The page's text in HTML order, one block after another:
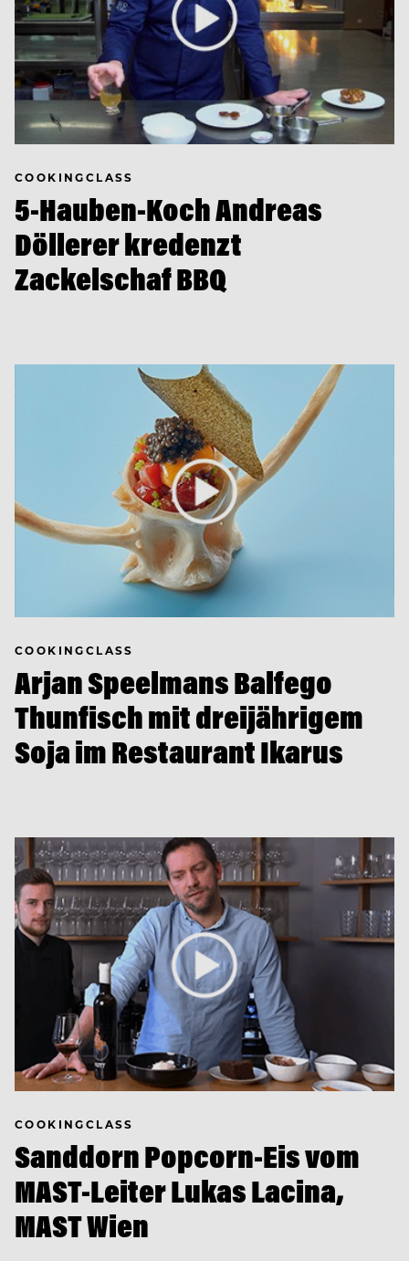
COOKINGCLASS
5-Hauben-Koch Andreas
Döllerer kredenzt
Zackelschaf BBQ
COOKINGCLASS
Arjan Speelmans Balfego
Thunfisch mit dreijährigem
Soja im Restaurant Ikarus
COOKINGCLASS
Sanddorn Popcorn-Eis vom
MAST-Leiter Lukas Lacina,
MAST Wien